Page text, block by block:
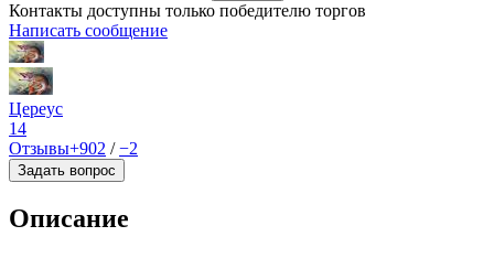
Контакты доступны только победителю торгов
Написать сообщение
Цереус
14
Отзывы+902 /−2
Задать вопрос
Описание